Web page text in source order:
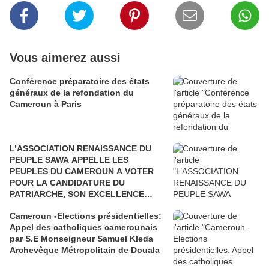
Vous aimerez aussi
Conférence préparatoire des états
généraux de la refondation du
Cameroun à Paris
L’ASSOCIATION RENAISSANCE DU
PEUPLE SAWA APPELLE LES
PEUPLES DU CAMEROUN A VOTER
POUR LA CANDIDATURE DU
PATRIARCHE, SON EXCELLENCE
Cameroun -Elections présidentielles:
Appel des catholiques camerounais
par S.E Monseigneur Samuel Kleda
Archevêque Métropolitain de Douala